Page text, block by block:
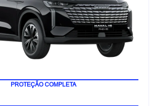
PROTEÇÃO COMPLETA